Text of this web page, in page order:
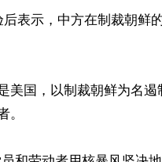
表示，中方在制裁朝鲜
美国，以制裁朝鲜为名遏
。